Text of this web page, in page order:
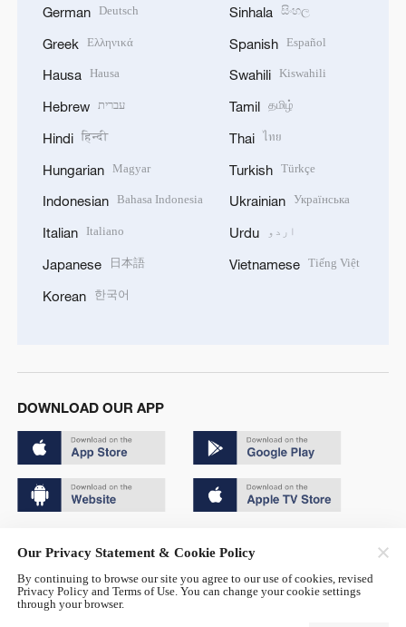
German Deutsch
Greek Ελληνικά
Hausa Hausa
Hebrew עברית
Hindi हिन्दी
Hungarian Magyar
Indonesian Bahasa Indonesia
Italian Italiano
Japanese 日本語
Korean 한국어
Sinhala සිංහල
Spanish Español
Swahili Kiswahili
Tamil தமிழ்
Thai ไทย
Turkish Türkçe
Ukrainian Українська
Urdu اردو
Vietnamese Tiếng Việt
DOWNLOAD OUR APP
京公网安备 11010502050052号
Our Privacy Statement & Cookie Policy
By continuing to browse our site you agree to our use of cookies, revised
Privacy Policy and Terms of Use. You can change your cookie settings
through your browser.